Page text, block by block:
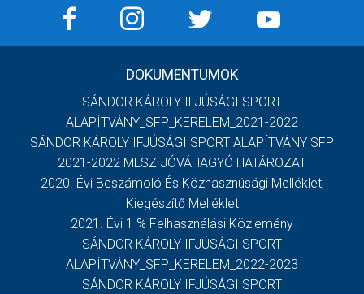
DOKUMENTUMOK
SÁNDOR KÁROLY IFJÚSÁGI SPORT
ALAPÍTVÁNY_SFP_KERELEM_2021-2022
SÁNDOR KÁROLY IFJÚSÁGI SPORT ALAPÍTVÁNY SFP
2021-2022 MLSZ JÓVÁHAGYÓ HATÁROZAT
2020. Évi Beszámoló És Közhasznúsági Melléklet,
Kiegészítő Melléklet
2021. Évi 1 % Felhasználási Közlemény
SÁNDOR KÁROLY IFJÚSÁGI SPORT
ALAPÍTVÁNY_SFP_KERELEM_2022-2023
SÁNDOR KÁROLY IFJÚSÁGI SPORT